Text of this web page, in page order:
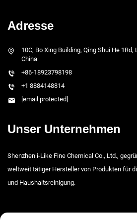
Adresse
10C, Bo Xing Building, Qing Shui He
China
+86-18923798198
+1 8884148814
[email protected]
Unser Unternehmen
Shenzhen i-Like Fine Chemical Co., Ltd.,
weltweit tätiger Hersteller von Produkten für
und Haushaltsreinigung.